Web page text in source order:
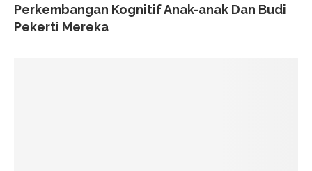
Perkembangan Kognitif Anak-anak Dan Budi
Pekerti Mereka